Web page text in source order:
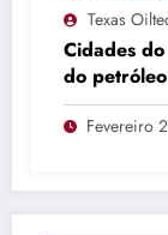
Texas
Cidades
do
produção
Fevereiro